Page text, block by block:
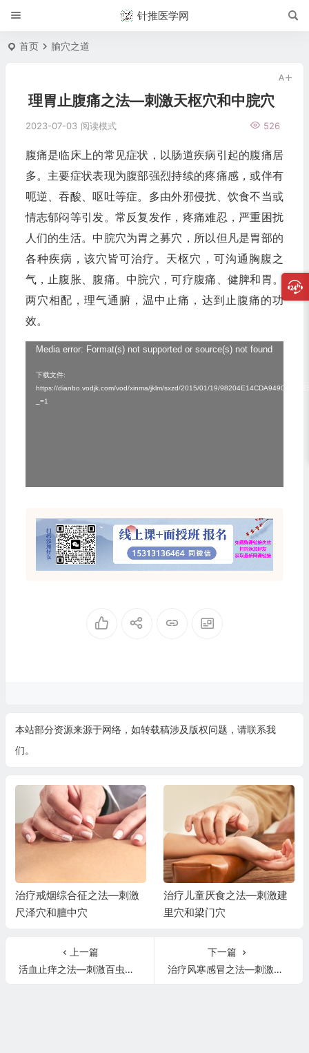
针推医学网
首页 腧穴之道
理胃止腹痛之法—刺激天枢穴和中脘穴
2023-07-03 526
阅读模式
腹痛是临床上的常见症状，以肠道疾病引起的腹痛居
多。主要症状表现为腹部强烈持续的疼痛感，或伴有
呃逆、吞酸、呕吐等症。多由外邪侵扰、饮食不当或
情志郁闷等引发。常反复发作，疼痛难忍，严重困扰
人们的生活。中脘穴为胃之募穴，所以但凡是胃部的
各种疾病，该穴皆可治疗。天枢穴，可沟通胸腹之
气，止腹胀、腹痛。中脘穴，可疗腹痛、健脾和胃。
两穴相配，理气通腑，温中止痛，达到止腹痛的功
效。
Media error: Format(s) not supported or source(s) not found
下载文件:
https://dianbo.vodjk.com/vod/xinma/jklm/sxzd/2015/01/19/
_=1
本站部分资源来源于网络，如转载稿涉及版权问题，请联系我
们。
治疗戒烟综合征之法—刺激
尺泽穴和膻中穴
治疗儿童厌食之法—刺激建
里穴和梁门穴
上一篇
活血止痒之法—刺激百虫窝穴
下一篇
治疗风寒感冒之法—刺激风池穴和大椎穴